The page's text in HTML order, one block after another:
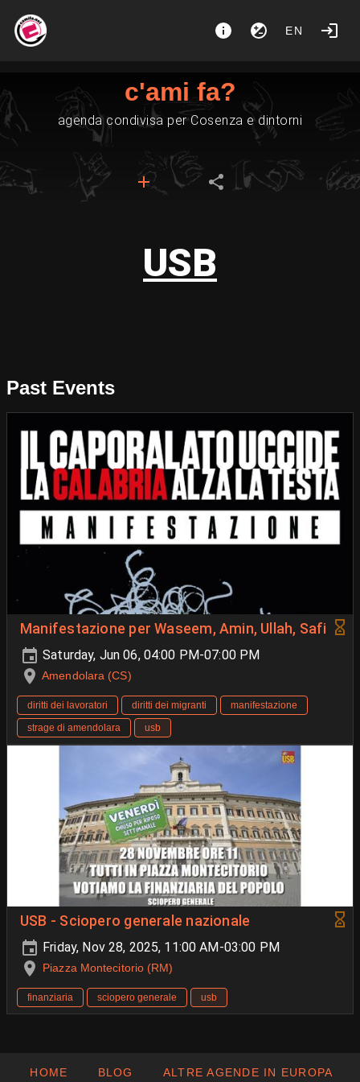
EN
c'ami fa?
agenda condivisa per Cosenza e dintorni
USB
Past Events
Manifestazione per Waseem, Amin, Ullah, Safi
Saturday, Jun 06, 04:00 PM-07:00 PM
Amendolara (CS)
diritti dei lavoratori diritti dei migranti
manifestazione
strage di amendolara
usb
USB - Sciopero generale nazionale
Friday, Nov 28, 2025, 11:00 AM-03:00 PM
Piazza Montecitorio (RM)
finanziaria sciopero generale usb
HOME BLOG ALTRE AGENDE IN EUROPA